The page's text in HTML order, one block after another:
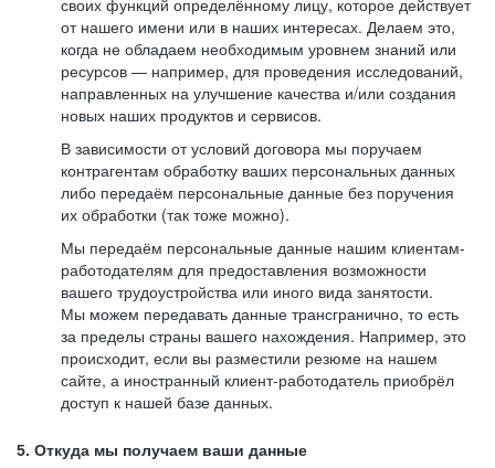
своих функций определённому лицу, которое действует
от нашего имени или в наших интересах. Делаем это,
когда не обладаем необходимым уровнем знаний или
ресурсов — например, для проведения исследований,
направленных на улучшение качества и/или создания
новых наших продуктов и сервисов.
В зависимости от условий договора мы поручаем
контрагентам обработку ваших персональных данных
либо передаём персональные данные без поручения
их обработки (так тоже можно).
Мы передаём персональные данные нашим клиентам-
работодателям для предоставления возможности
вашего трудоустройства или иного вида занятости.
Мы можем передавать данные трансгранично, то есть
за пределы страны вашего нахождения. Например, это
происходит, если вы разместили резюме на нашем
сайте, а иностранный клиент-работодатель приобрёл
доступ к нашей базе данных.
5. Откуда мы получаем ваши данные